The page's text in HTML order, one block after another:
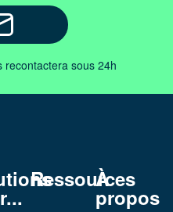
recontactera sous 24h
Ressources
À
propos